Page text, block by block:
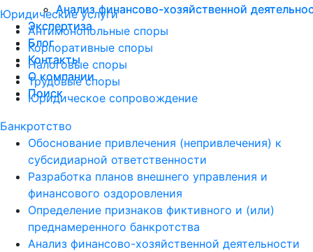
Юридические услуги
Антимонопольные споры
Корпоративные споры
Налоговые споры
Трудовые споры
Юридическое сопровождение
Банкротство
Обоснование привлечения (непривлечения) к
субсидиарной ответственности
Разработка планов внешнего управления и
финансового оздоровления
Определение признаков фиктивного и (или)
преднамеренного банкротства
Анализ финансово-хозяйственной деятельности
Анализ финансово-хозяйственной
Экспертиза
Блог
Контакты
О компании
Поиск
Анализ финансово-хозяйственной
Экспертиза
Блог
Контакты
О компании
Поиск